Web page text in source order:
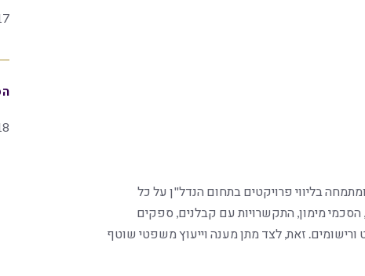
בליווי פרויקטים בתחום הנדל"ן על כל
הסכמי מימון, התקשרויות עם קבלנים, ספקים
ורישומים. זאת, לצד מתן מענה וייעוץ משפטי שוטף